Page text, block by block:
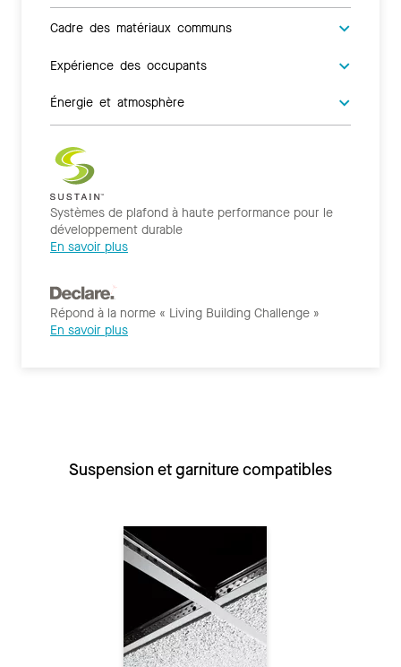
Cadre des matériaux communs
Expérience des occupants
Énergie et atmosphère
Systèmes de plafond à haute performance pour le
développement durable
En savoir plus
Répond à la norme « Living Building Challenge »
En savoir plus
Suspension et garniture compatibles